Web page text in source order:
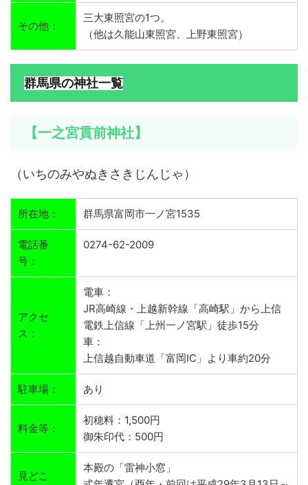
その他：
三大東照宮の1つ。
（他は久能山東照宮、上野東照宮）
群馬県の神社一覧
【一之宮貫前神社】
（いちのみやぬきさきじんじゃ）
所在地： 群馬県富岡市一ノ宮1535
電話番
号：
0274-62-2009
アクセ
ス：
電車：
JR高崎線・上越新幹線「高崎駅」から上信
電鉄上信線「上州一ノ宮駅」徒歩15分
車：
上信越自動車道「富岡IC」より車約20分
駐車場： あり
料金等：
初穂料：1,500円
御朱印代：500円
見どこ
本殿の「雷神小窓」